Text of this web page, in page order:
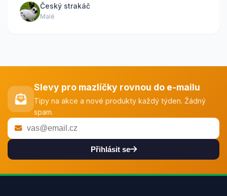
Český strakáč
Malé
Slevy pro mazlíčky rovnou do e-mailu
Tipy na akce a nové produkty každý týden. Žádný
spam.
Přihlásit se